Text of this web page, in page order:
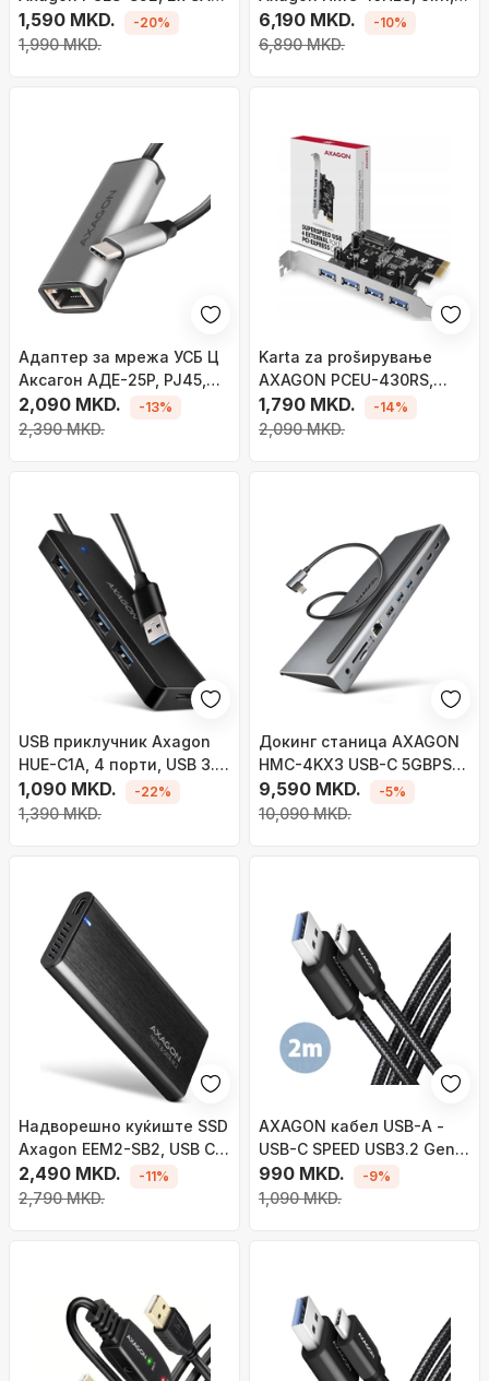
6 Gb/s, чипсет JMB582, со
стандардна и low profile
1,590 MKD.
1,990 MKD.
-20%
USB-C, 4K, сребрен
6,190 MKD.
6,890 MKD.
-10%
Адаптер за мрежа УСБ Ц
Аксагон АДЕ-25Р, РЈ45,
2.5 Gbps, сребрен
2,090 MKD.
2,390 MKD.
-13%
Karta za prošирување
AXAGON PCEU-430RS,
PCIe 4.0 x1, 4x USB 3.0,
црна
1,790 MKD.
2,090 MKD.
-14%
USB приклучник Axagon
HUE-C1A, 4 порти, USB 3.2
5Gbps, црн
1,090 MKD.
1,390 MKD.
-22%
Докинг станица AXAGON
HMC-4KX3 USB-C 5GBPS
TRIPLE 4K DISPLAY 11IN1,
кабел 40cm
9,590 MKD.
10,090 MKD.
-5%
Надворешно куќиште SSD
Axagon EEM2-SB2, USB C
3.2 Gen 2, M.2 NVMe SATA,
алуминиум
2,490 MKD.
2,790 MKD.
-11%
AXAGON кабел USB-A -
USB-C SPEED USB3.2 Gen 1,
3A, плетенка, 2m, црна
990 MKD.
1,090 MKD.
-9%